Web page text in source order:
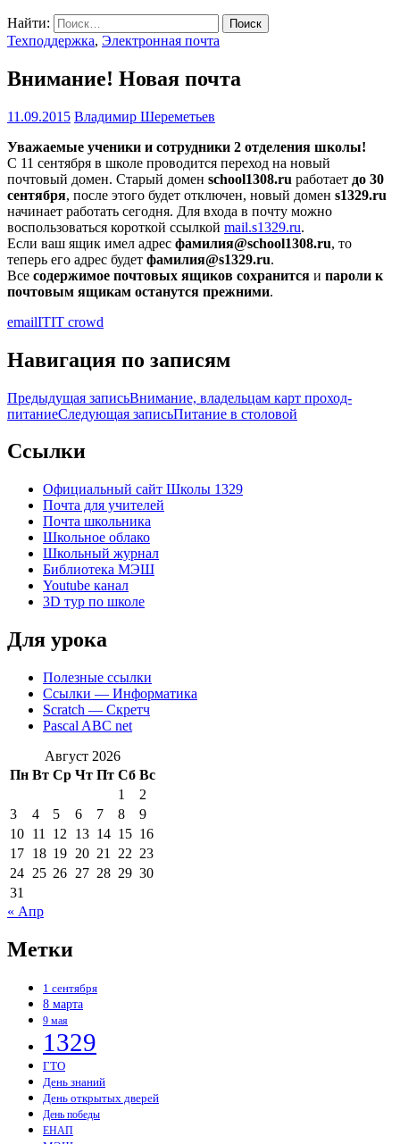
Найти:
Техподдержка, Электронная почта
Внимание! Новая почта
11.09.2015 Владимир Шереметьев
Уважаемые ученики и сотрудники 2 отделения школы!
С 11 сентября в школе проводится переход на новый
почтовый домен. Старый домен school1308.ru работает до 30
сентября, после этого будет отключен, новый домен s1329.ru
начинает работать сегодня. Для входа в почту можно
воспользоваться короткой ссылкой mail.s1329.ru.
Если ваш ящик имел адрес фамилия@school1308.ru, то
теперь его адрес будет фамилия@s1329.ru.
Все содержимое почтовых ящиков сохранится и пароли к
почтовым ящикам останутся прежними.
emailITIT crowd
Навигация по записям
Предыдущая записьВнимание, владельцам карт проход-
питаниеСледующая записьПитание в столовой
Ccылки
Официальный сайт Школы 1329
Почта для учителей
Почта школьника
Школьное облако
Школьный журнал
Библиотека МЭШ
Youtube канал
3D тур по школе
Для урока
Полезные ссылки
Ссылки — Информатика
Scratch — Скретч
Pascal ABC net
Август 2026
Пн Вт Ср Чт Пт Сб Вс
1
2
3
4 5 6 7 8
9
10 11 12 13 14 15 16
17 18 19 20 21 22 23
24 25 26 27 28 29 30
31
« Апр
Метки
1 сентября
8 марта
9 мая
1329
ГТО
День знаний
День открытых дверей
День победы
ЕНАП